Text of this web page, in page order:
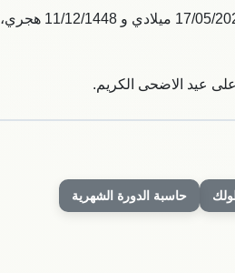
11/12/1448 هجري،
عيد الاضحى الكريم.
حاسبة الدورة الشهرية